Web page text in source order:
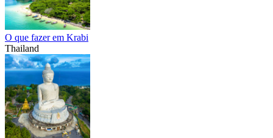
O que fazer em Krabi
Thailand